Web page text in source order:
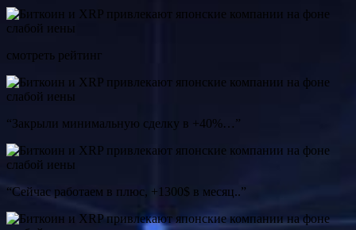
смотреть рейтинг
“Закрыли минимальную сделку в +40%…”
“Сейчас работаем в плюс, +1300$ в месяц..”